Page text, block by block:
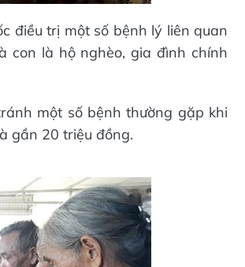
điều trị một số bệnh lý liên quan
con là hộ nghèo, gia đình chính
một số bệnh thường gặp khi
gần 20 triệu đồng.